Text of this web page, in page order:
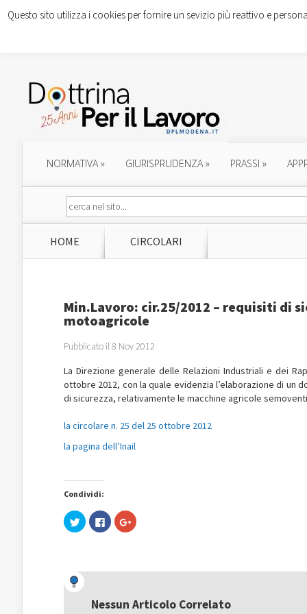
NORMATIVA» GIURISPRUDENZA» PRASSI »
HOME CIRCOLARI
Min.Lavoro: cir.25/2012 – requisiti di
motoagricole
Pubblicato il 8 Nov 2012
La Direzione generale delle Relazioni Industriali e dei
ottobre 2012, con la quale evidenzia l’elaborazione di
di sicurezza, relativamente le macchine agricole
la circolare n. 25 del 25 ottobre 2012
la pagina dell’Inail
Condividi:
Fai
clic
(Si
apre
una
nuova
Fai
clic
nuova
finestra)
Fai
clic
una
nuova
Nessun Articolo Correlato
Questo sito utilizza i cookies per fornire un sevizio più reattivo e